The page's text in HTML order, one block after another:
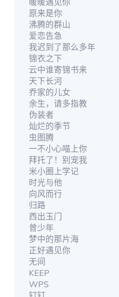
原来是你
沸腾的群山
爱恋告急
我迟到了那么多年
锦衣之下
云中谁寄锦书来
天下长河
乔家的儿女
余生，请多指教
伪装者
灿烂的季节
虫图腾
一不小心喵上你
拜托了！别宠我
米小圈上学记
时光与他
向风而行
归路
西出玉门
曾少年
梦中的那片海
正好遇见你
无间
KEEP
WPS